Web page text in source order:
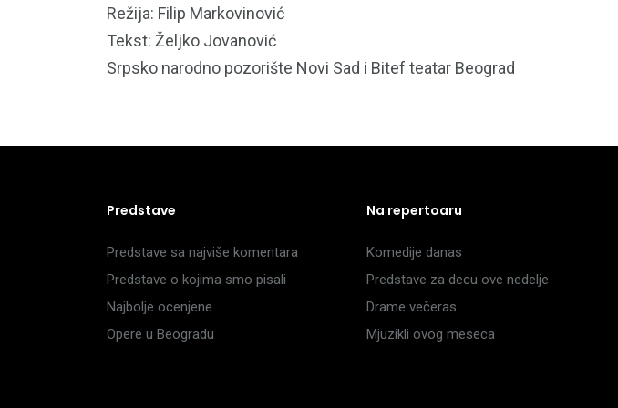
Režija: Filip Markovinović
Tekst: Željko Jovanović
Srpsko narodno pozorište Novi Sad i Bitef teatar Beograd
Predstave
Predstave sa najviše komentara
Predstave o kojima smo pisali
Najbolje ocenjene
Opere u Beogradu
Na repertoaru
Komedije danas
Predstave za decu ove nedelje
Drame večeras
Mjuzikli ovog meseca